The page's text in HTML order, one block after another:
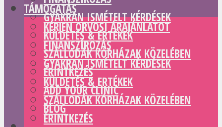
GYAKRAN ISMÉTELT KÉRDÉSEK
KÜLDETÉS & ERTÉKEK
SZÁLLODÁK KÓRHÁZAK KÖZELÉBEN
ÉRINTKEZÉS
ADD YOUR CLINIC
BLOG
TÁMOGATÁS
KÉRJEN ORVOSI ÁRAJÁNLATOT
FINANSZÍROZÁS
GYAKRAN ISMÉTELT KÉRDÉSEK
KÜLDETÉS & ERTÉKEK
SZÁLLODÁK KÓRHÁZAK KÖZELÉBEN
ÉRINTKEZÉS